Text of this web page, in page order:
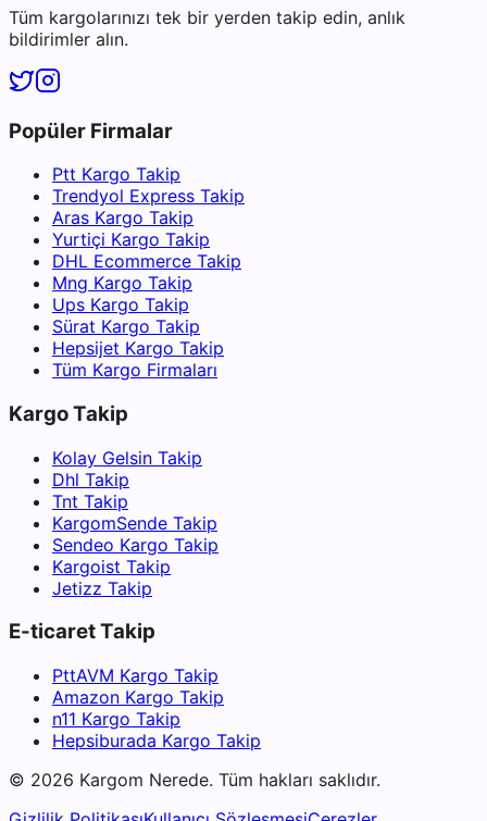
Tüm kargolarınızı tek bir yerden takip edin, anlık
bildirimler alın.
Popüler Firmalar
Ptt Kargo Takip
Trendyol Express Takip
Aras Kargo Takip
Yurtiçi Kargo Takip
DHL Ecommerce Takip
Mng Kargo Takip
Ups Kargo Takip
Sürat Kargo Takip
Hepsijet Kargo Takip
Tüm Kargo Firmaları
Kargo Takip
Kolay Gelsin Takip
Dhl Takip
Tnt Takip
KargomSende Takip
Sendeo Kargo Takip
Kargoist Takip
Jetizz Takip
E-ticaret Takip
PttAVM Kargo Takip
Amazon Kargo Takip
n11 Kargo Takip
Hepsiburada Kargo Takip
© 2026 Kargom Nerede. Tüm hakları saklıdır.